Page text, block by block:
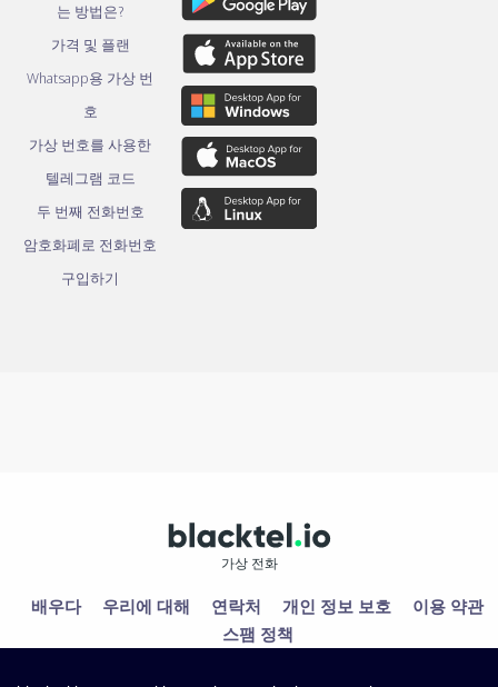
는 방법은?
가격 및 플랜
Whatsapp용 가상 번
호
가상 번호를 사용한
텔레그램 코드
두 번째 전화번호
암호화폐로 전화번호
구입하기
가상 전화
배우다 우리에 대해 연락처 개인 정보 보호
이용 약관
스팸 정책